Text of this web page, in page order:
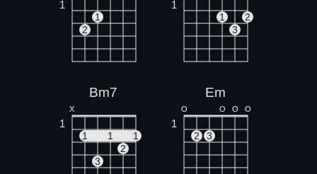
1
1
2
1
1
2
3
Bm7
X
1
1 1
1
2
3
Em
O O O O
1
2 3